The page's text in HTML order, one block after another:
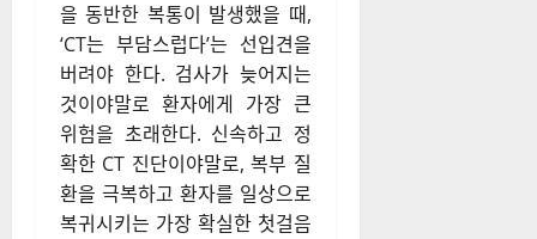
을 동반한 복통이 발생했을 때,
‘CT는 부담스럽다’는 선입견을
버려야 한다. 검사가 늦어지는
것이야말로 환자에게 가장 큰
위험을 초래한다. 신속하고 정
확한 CT 진단이야말로, 복부 질
환을 극복하고 환자를 일상으로
복귀시키는 가장 확실한 첫걸음